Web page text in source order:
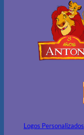
Logos Personalizados